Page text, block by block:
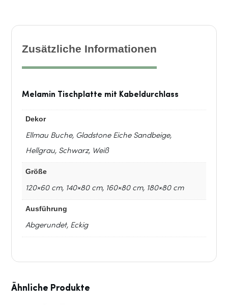
Steuerung
Komfort
160+80
Silber-
Schwarz
Zusätzliche Informationen
Melamin Tischplatte mit Kabeldurchlass
Dekor
Ellmau Buche, Gladstone Eiche Sandbeige,
Hellgrau, Schwarz, Weiß
Größe
120×60 cm, 140×80 cm, 160×80 cm, 180×80 cm
Ausführung
Abgerundet, Eckig
Ähnliche Produkte